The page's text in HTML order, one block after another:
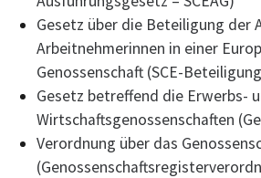
Gesetz über die Beteiligung der
Arbeitnehmerinnen in einer
Genossenschaft (SCE-
Gesetz betreffend die Erwerbs-
Wirtschaftsgenossenschaften
Verordnung über das